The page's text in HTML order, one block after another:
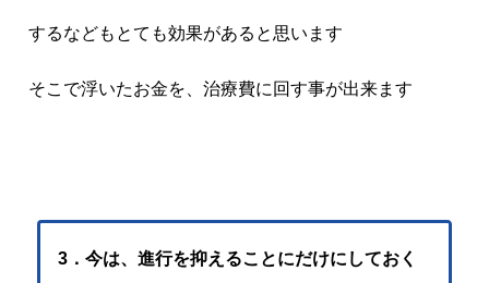
するなどもとても効果があると思います
そこで浮いたお金を、治療費に回す事が出来ます
3．今は、進行を抑えることにだけにしておく